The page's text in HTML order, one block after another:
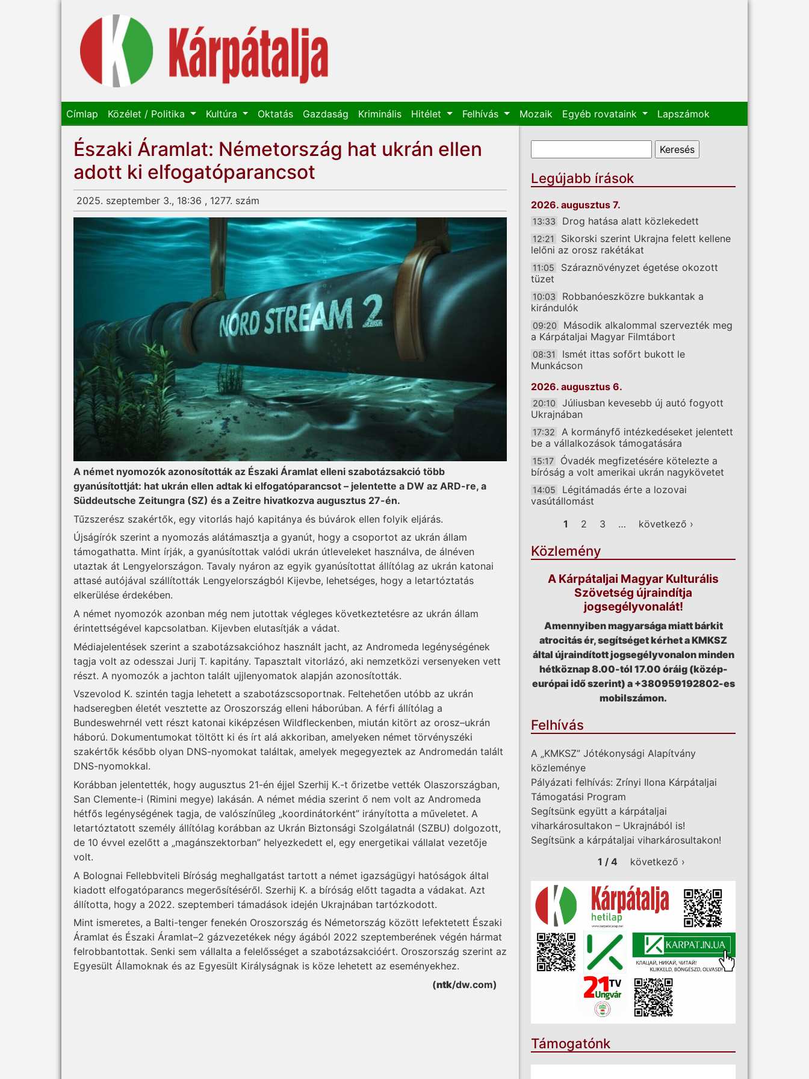
Címlap Közélet / Politika Kultúra Oktatás Gazdaság Kriminális Hitélet Felhívás Mozaik Egyéb rovataink Lapszámok
Északi Áramlat: Németország hat ukrán ellen
adott ki elfogatóparancsot
2025. szeptember 3., 18:36 , 1277. szám
A német nyomozók azonosították az Északi Áramlat elleni szabotázsakció több
gyanúsítottját: hat ukrán ellen adtak ki elfogatóparancsot – jelentette a DW az ARD-re, a
Süddeutsche Zeitungra (SZ) és a Zeitre hivatkozva augusztus 27-én.
Tűzszerész szakértők, egy vitorlás hajó kapitánya és búvárok ellen folyik eljárás.
Újságírók szerint a nyomozás alátámasztja a gyanút, hogy a csoportot az ukrán állam
támogathatta. Mint írják, a gyanúsítottak valódi ukrán útleveleket használva, de álnéven
utaztak át Lengyelországon. Tavaly nyáron az egyik gyanúsítottat állítólag az ukrán katonai
attasé autójával szállították Lengyelországból Kijevbe, lehetséges, hogy a letartóztatás
elkerülése érdekében.
A német nyomozók azonban még nem jutottak végleges következtetésre az ukrán állam
érintettségével kapcsolatban. Kijevben elutasítják a vádat.
Médiajelentések szerint a szabotázsakcióhoz használt jacht, az Andromeda legénységének
tagja volt az odesszai Jurij T. kapitány. Tapasztalt vitorlázó, aki nemzetközi versenyeken vett
részt. A nyomozók a jachton talált ujjlenyomatok alapján azonosították.
Vszevolod K. szintén tagja lehetett a szabotázscsoportnak. Feltehetően utóbb az ukrán
hadseregben életét vesztette az Oroszország elleni háborúban. A férfi állítólag a
Bundeswehrnél vett részt katonai kiképzésen Wildfleckenben, miután kitört az orosz–ukrán
háború. Dokumentumokat töltött ki és írt alá akkoriban, amelyeken német törvényszéki
szakértők később olyan DNS-nyomokat találtak, amelyek megegyeztek az Andromedán talált
DNS-nyomokkal.
Korábban jelentették, hogy augusztus 21-én éjjel Szerhij K.-t őrizetbe vették Olaszországban,
San Clemente-i (Rimini megye) lakásán. A német média szerint ő nem volt az Andromeda
hétfős legénységének tagja, de valószínűleg „koordinátorként” irányította a műveletet. A
letartóztatott személy állítólag korábban az Ukrán Biztonsági Szolgálatnál (SZBU) dolgozott,
de 10 évvel ezelőtt a „magánszektorban” helyezkedett el, egy energetikai vállalat vezetője
volt.
A Bolognai Fellebbviteli Bíróság meghallgatást tartott a német igazságügyi hatóságok által
kiadott elfogatóparancs megerősítéséről. Szerhij K. a bíróság előtt tagadta a vádakat. Azt
állította, hogy a 2022. szeptemberi támadások idején Ukrajnában tartózkodott.
Mint ismeretes, a Balti-tenger fenekén Oroszország és Németország között lefektetett Északi
Áramlat és Északi Áramlat–2 gázvezetékek négy ágából 2022 szeptemberének végén hármat
felrobbantottak. Senki sem vállalta a felelősséget a szabotázsakcióért. Oroszország szerint az
Egyesült Államoknak és az Egyesült Királyságnak is köze lehetett az eseményekhez.
(ntk/dw.com)
Keresés űrlap
Legújabb írások
2026. augusztus 7.
13:33 Drog hatása alatt közlekedett
12:21
Sikorski szerint Ukrajna felett kellene
lelőni az orosz rakétákat
11:05
Száraznövényzet égetése okozott
tüzet
10:03
Robbanóeszközre bukkantak a
kirándulók
09:20
Második alkalommal szervezték meg
a Kárpátaljai Magyar Filmtábort
08:31
Ismét ittas sofőrt bukott le
Munkácson
2026. augusztus 6.
20:10
Júliusban kevesebb új autó fogyott
Ukrajnában
17:32
A kormányfő intézkedéseket jelentett
be a vállalkozások támogatására
15:17
Óvadék megfizetésére kötelezte a
bíróság a volt amerikai ukrán nagykövetet
14:05
Légitámadás érte a lozovai
vasútállomást
Oldalak
1 2 3 … következő ›
Közlemény
A Kárpátaljai Magyar Kulturális
Szövetség újraindítja
jogsegélyvonalát!
Amennyiben magyarsága miatt bárkit
atrocitás ér, segítséget kérhet a KMKSZ
által újraindított jogsegélyvonalon minden
hétköznap 8.00-tól 17.00 óráig (közép-
európai idő szerint) a +380959192802-es
mobilszámon.
Felhívás
A „KMKSZ” Jótékonysági Alapítvány
közleménye
Pályázati felhívás: Zrínyi Ilona Kárpátaljai
Támogatási Program
Segítsünk együtt a kárpátaljai
viharkárosultakon – Ukrajnából is!
Segítsünk a kárpátaljai viharkárosultakon!
1 / 4
következő ›
Támogatónk